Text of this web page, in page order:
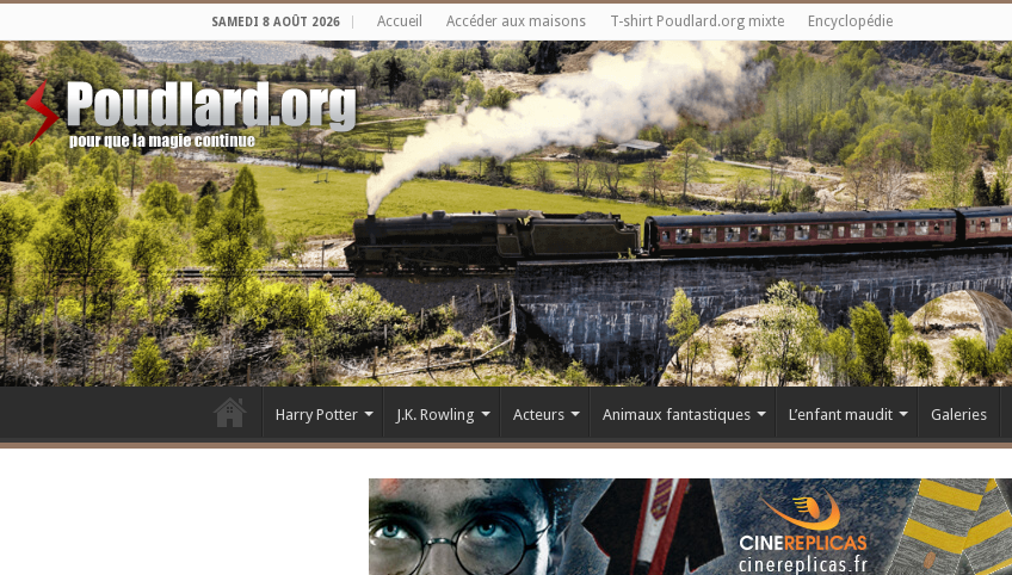
SAMEDI 8 AOÛT 2026 Accueil Accéder aux maisons T-shirt Poudlard.org mixte Encyclopédie
Harry Potter J.K. Rowling Acteurs Animaux fantastiques L’enfant maudit Galeries